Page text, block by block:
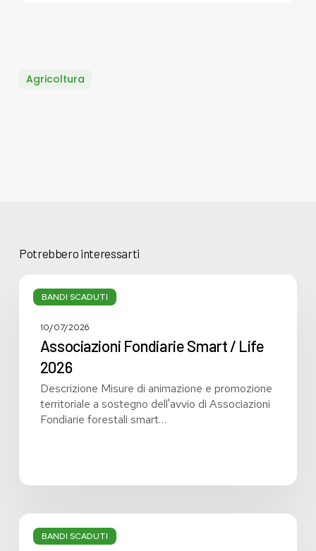
Agricoltura
Potrebbero interessarti
BANDI SCADUTI
Fondiarie
2026
10/07/2026
Associazioni Fondiarie Smart / Life
2026
Descrizione Misure di animazione e promozione
territoriale a sostegno dell'avvio di Associazioni
Fondiarie forestali smart…
BANDI SCADUTI
Giornate
dello